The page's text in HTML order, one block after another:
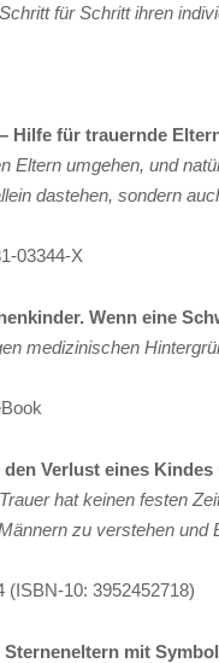
für Schritt ihren
Hilfe für trauernde
umgehen, und
dastehen, sondern
03344-X
Wenn eine
medizinischen
Verlust eines
hat keinen festen
zu verstehen
(ISBN-10: 3952452718)
mit